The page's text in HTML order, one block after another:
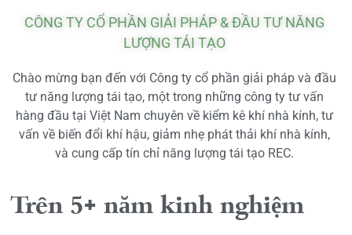
CÔNG TY CỔ PHẦN GIẢI PHÁP & ĐẦU TƯ NĂNG
LƯỢNG TÁI TẠO
Chào mừng bạn đến với Công ty cổ phần giải pháp và đầu
tư năng lượng tái tạo, một trong những công ty tư vấn
hàng đầu tại Việt Nam chuyên về kiểm kê khí nhà kính, tư
vấn về biến đổi khí hậu, giảm nhẹ phát thải khí nhà kính,
và cung cấp tín chỉ năng lượng tái tạo REC.
Trên 5+ năm kinh nghiệm